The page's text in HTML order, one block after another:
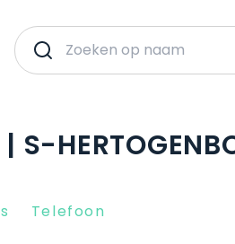
S-
Telefoon